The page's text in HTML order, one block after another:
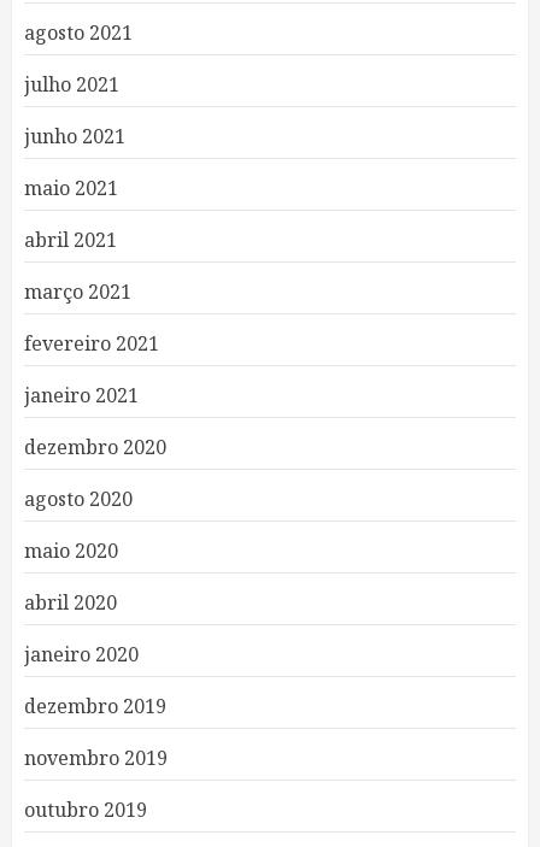
agosto 2021
julho 2021
junho 2021
maio 2021
abril 2021
março 2021
fevereiro 2021
janeiro 2021
dezembro 2020
agosto 2020
maio 2020
abril 2020
janeiro 2020
dezembro 2019
novembro 2019
outubro 2019